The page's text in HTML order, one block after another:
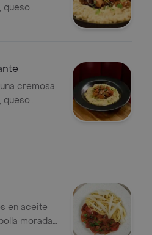
queso
frescos.
cremosa
queso
frescos.
en aceite
morada